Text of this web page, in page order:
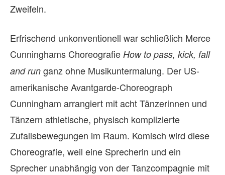
Zweifeln.
Erfrischend unkonventionell war schließlich Merce
Cunninghams Choreografie How to pass, kick, fall
and run ganz ohne Musikuntermalung. Der US-
amerikanische Avantgarde-Choreograph
Cunningham arrangiert mit acht Tänzerinnen und
Tänzern athletische, physisch komplizierte
Zufallsbewegungen im Raum. Komisch wird diese
Choreografie, weil eine Sprecherin und ein
Sprecher unabhängig von der Tanzcompagnie mit